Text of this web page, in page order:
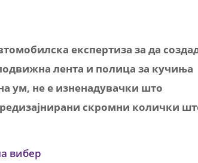
експертиза за да
лента и полица за кучиња
ум, не е изненадувачки што
скромни колички
вибер